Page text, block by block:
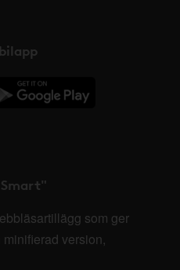
som ger
version,